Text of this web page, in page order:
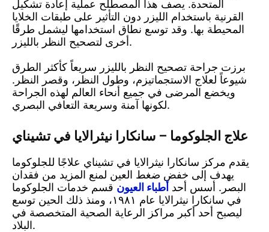
المتحدة. يصف هذا المصطلح عملية إعادة تشكيل
القرنية باستخدام الليزر دون التأثير على طبقات الخلايا
المحيطة بها. وقد توسع نطاق استخدامها ليشمل طرقًا
أخرى لتصحيح النظر بالليزر.
برزت جراحة تصحيح النظر بالليزر سريعاً كأكثر الطرق
شيوعاً لعلاج الاستجماتيزم، وطول النظر، وقصر النظر.
ويخضع المرضى في جميع أنحاء العالم لهذه الجراحة
لكونها آمنة وسريعة التعافي البصري.
علاج الجلوكوما – سانكارا نيثرالايا في تشيناي
يقدم مركز سانكارا نيثرالايا في تشيناي علاجًا للجلوكوما
يهدف إلى خفض ضغط العين لمنع المزيد من فقدان
البصر. أسس أحد أطباء العيون قسم خدمات الجلوكوما
في سانكارا نيثرالايا عام ١٩٨١، ومنذ ذلك الحين توسع
ليصبح أحد أكبر مراكز الرعاية الصحية المتخصصة في
البلاد.